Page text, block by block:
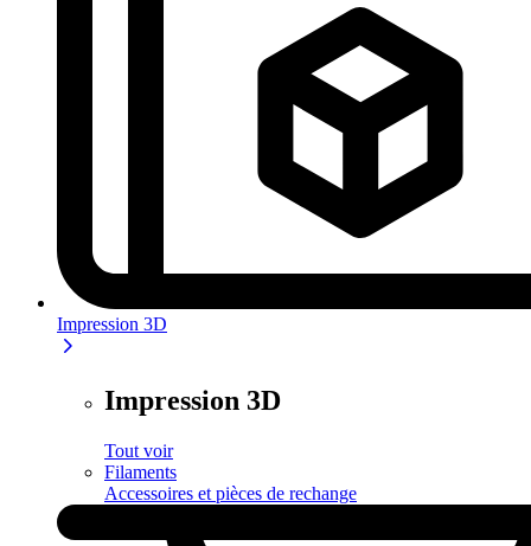
Impression 3D
Impression 3D
Tout voir
Filaments
Accessoires et pièces de rechange